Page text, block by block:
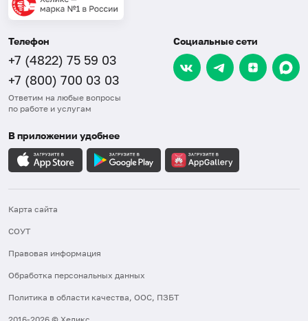
Телефон
+7 (4822) 75 59 03
+7 (800) 700 03 03
Ответим на любые вопросы
по работе и услугам
Социальные сети
В приложении удобнее
Карта сайта
СОУТ
Правовая информация
Обработка персональных данных
Политика в области качества, ООС, ПЗБТ